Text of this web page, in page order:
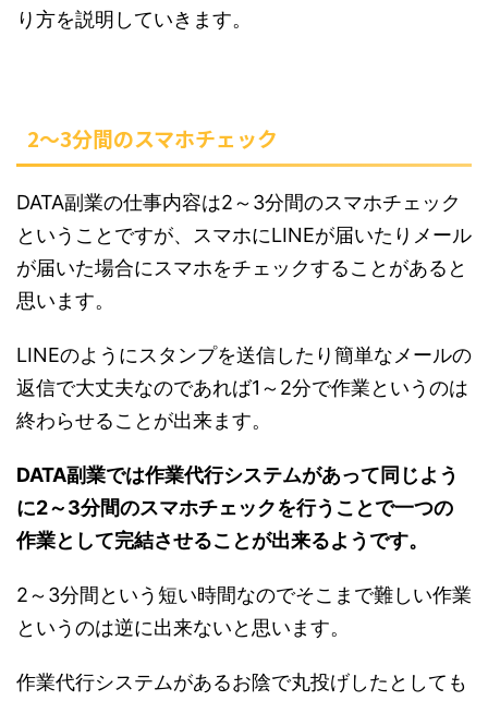
り方を説明していきます。
2～3分間のスマホチェック
DATA副業の仕事内容は2～3分間のスマホチェック
ということですが、スマホにLINEが届いたりメール
が届いた場合にスマホをチェックすることがあると
思います。
LINEのようにスタンプを送信したり簡単なメールの
返信で大丈夫なのであれば1～2分で作業というのは
終わらせることが出来ます。
DATA副業では作業代行システムがあって同じよう
に2～3分間のスマホチェックを行うことで一つの
作業として完結させることが出来るようです。
2～3分間という短い時間なのでそこまで難しい作業
というのは逆に出来ないと思います。
作業代行システムがあるお陰で丸投げしたとしても